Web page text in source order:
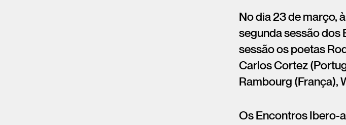
No dia 23 de março,
segunda sessão dos
sessão os poetas
Carlos Cortez
Rambourg (França),
Os Encontros Ibero-